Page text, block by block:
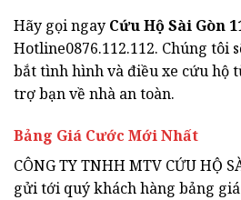
Hãy gọi ngay Cứu Hộ Sài Gòn
Hotline0876.112.112. Chúng tôi
bắt tình hình và điều xe cứu hộ
trợ bạn về nhà an toàn.
Bảng Giá Cước Mới Nhất
CÔNG TY TNHH MTV CỨU HỘ
gửi tới quý khách hàng bảng